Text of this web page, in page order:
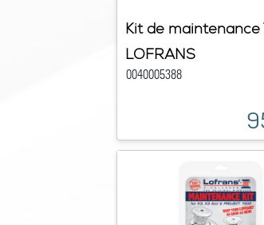
Kit de maintenance
LOFRANS
0040005388